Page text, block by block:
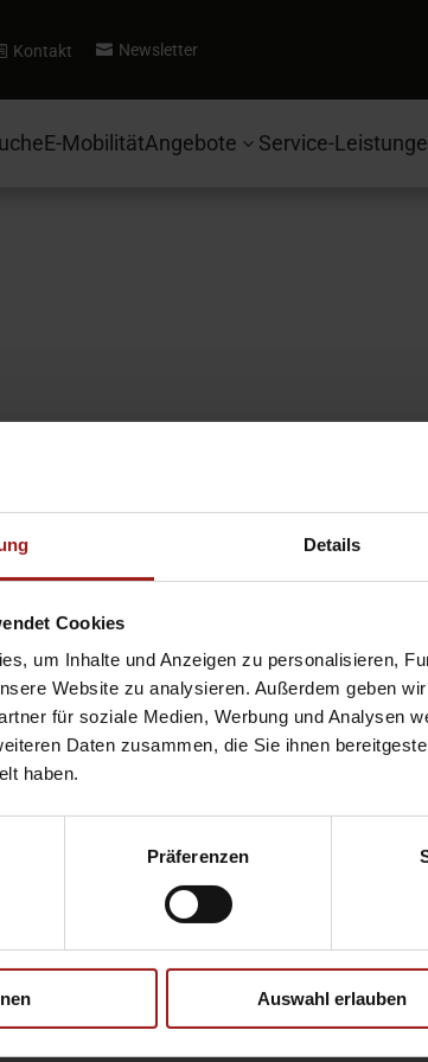
Details
Cookies
um Inhalte und Anzeigen zu personalisieren,
Website zu analysieren. Außerdem geben
für soziale Medien, Werbung und Analysen
Daten zusammen, die Sie ihnen
haben.
Präferenzen
Auswahl erlauben
Kontakt  Newsletter
E-MobilitätAngebote 3 Service-
Ford
Opel
Ebbinghaus Ford Store –
Ebbinghaus in Hamm